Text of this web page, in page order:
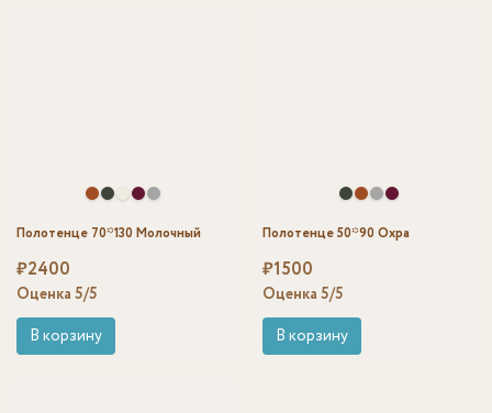
Полотенце 70*130 Молочный
₽2400
Оценка 5/5
В корзину
Полотенце 50*90 Охра
₽1500
Оценка 5/5
В корзину